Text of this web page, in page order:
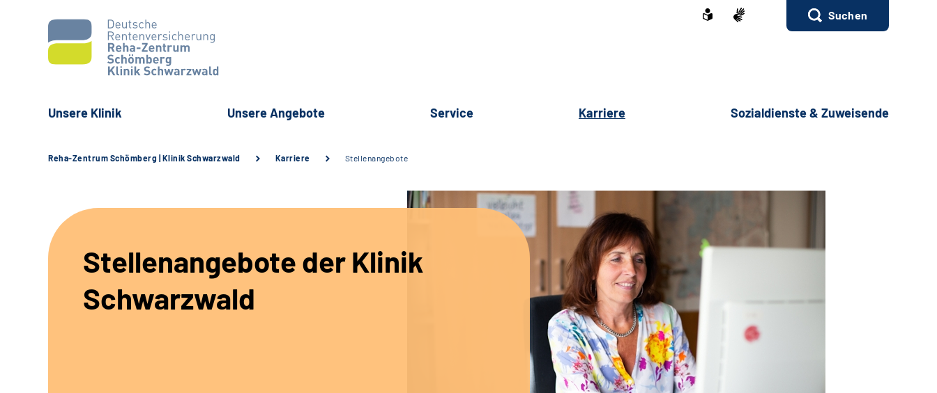
Suchen
Unsere Klinik Unsere Angebote Service Karriere Sozialdienste & Zuweisende
Reha-Zentrum Schömberg | Klinik Schwarzwald Karriere Stellenangebote
Stellenangebote der Klinik
Schwarzwald